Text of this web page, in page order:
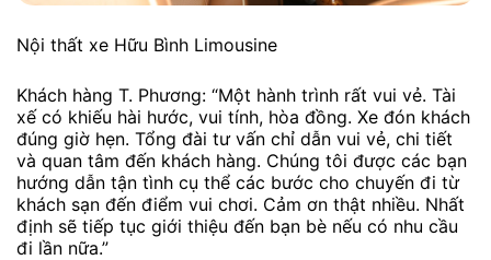
Nội thất xe Hữu Bình Limousine
Khách hàng T. Phương: “Một hành trình rất vui vẻ. Tài
xế có khiếu hài hước, vui tính, hòa đồng. Xe đón khách
đúng giờ hẹn. Tổng đài tư vấn chỉ dẫn vui vẻ, chi tiết
và quan tâm đến khách hàng. Chúng tôi được các bạn
hướng dẫn tận tình cụ thể các bước cho chuyến đi từ
khách sạn đến điểm vui chơi. Cảm ơn thật nhiều. Nhất
định sẽ tiếp tục giới thiệu đến bạn bè nếu có nhu cầu
đi lần nữa.”